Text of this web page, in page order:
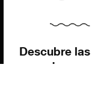
Descubre
Política de
Puedes aprender